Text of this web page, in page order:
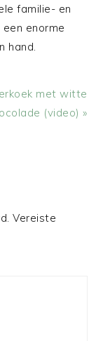
familie- en
enorme
hand.
met witte
(video) »
Vereiste